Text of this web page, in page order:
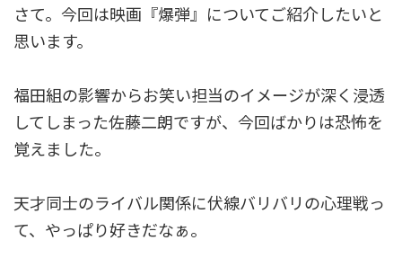
さて。今回は映画『爆弾』についてご紹介したいと
思います。
福田組の影響からお笑い担当のイメージが深く浸透
してしまった佐藤二朗ですが、今回ばかりは恐怖を
覚えました。
天才同士のライバル関係に伏線バリバリの心理戦っ
て、やっぱり好きだなぁ。